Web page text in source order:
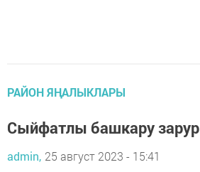
РАЙОН ЯҢАЛЫКЛАРЫ
Сыйфатлы башкару зарур
admin, 25 август 2023 - 15:41